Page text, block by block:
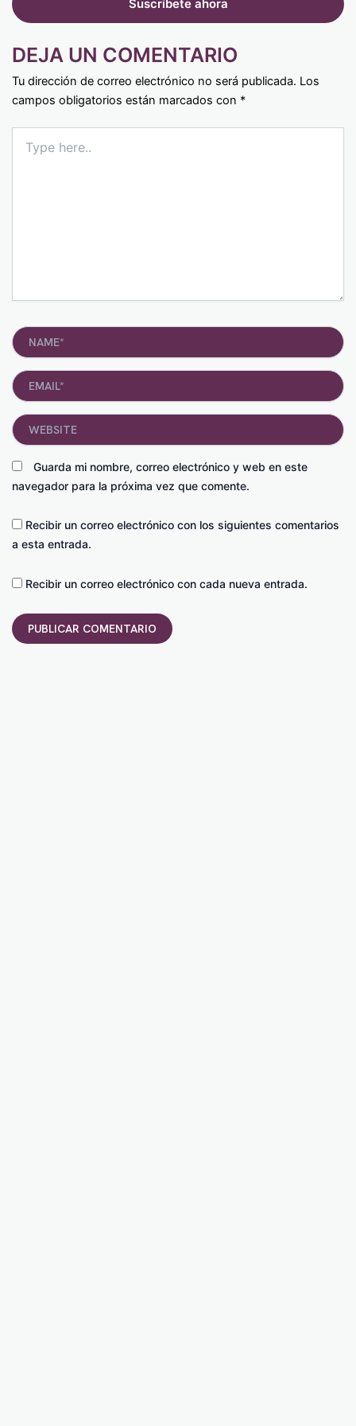
DEJA UN COMENTARIO
Tu dirección de correo electrónico no será publicada. Los
campos obligatorios están marcados con *
here..
Name*
Email*
Guarda mi nombre, correo electrónico y web en este
navegador para la próxima vez que comente.
Website
Recibir un correo electrónico con los siguientes comentarios
a esta entrada.
Recibir un correo electrónico con cada nueva entrada.